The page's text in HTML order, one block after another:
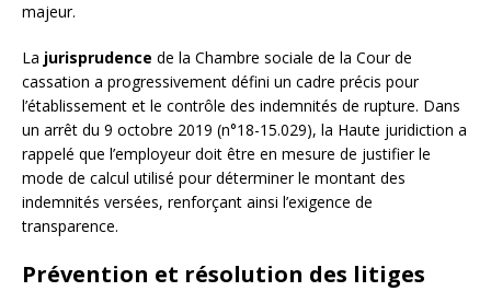
majeur.
La jurisprudence de la Chambre sociale de la Cour de
cassation a progressivement défini un cadre précis pour
l’établissement et le contrôle des indemnités de rupture. Dans
un arrêt du 9 octobre 2019 (n°18-15.029), la Haute juridiction a
rappelé que l’employeur doit être en mesure de justifier le
mode de calcul utilisé pour déterminer le montant des
indemnités versées, renforçant ainsi l’exigence de
transparence.
Prévention et résolution des litiges